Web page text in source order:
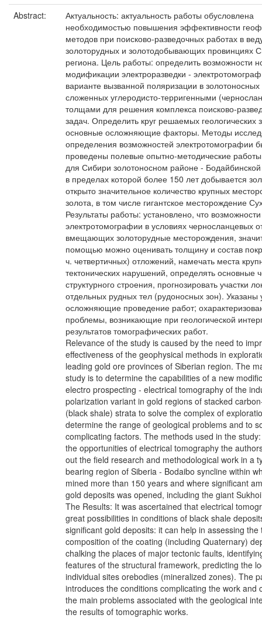
Abstract:
Актуальность: актуальность работы обусловлена
необходимостью повышения эффективности
методов при поисково-разведочных работах в
золоторудных и золотодобывающих провинциях
региона. Цель работы: определить возможности
модификации электроразведки -
варианте вызванной поляризации в золотоносных
сложенных углеродисто-терригенными
толщами для решения комплекса поисково-
задач. Определить круг решаемых геологических
основные осложняющие факторы. Методы
определения возможностей электротомографии
проведены полевые опытно-методические
для Сибири золотоносном районе -
в пределах которой более 150 лет добывается
открыто значительное количество крупных
золота, в том числе гигантское месторождение
Результаты работы: установлено, что возможности
электротомографии в условиях черносланцевых
вмещающих золоторудные месторождения,
помощью можно оценивать толщину и состав
ч. четвертичных) отложений, намечать места
тектонических нарушений, определять основные
структурного строения, прогнозировать участки
отдельных рудных тел (рудоносных зон). Указаны
осложняющие проведение работ;
проблемы, возникающие при геологической
результатов томографических работ.
Relevance of the study is caused by the need to
effectiveness of the geophysical methods in
leading gold ore provinces of Siberian region. The
study is to determine the capabilities of a new
electro prospecting - electrical tomography of the
polarization variant in gold regions of stacked
(black shale) strata to solve the complex of
determine the range of geological problems and to
complicating factors. The methods used in the
the opportunities of electrical tomography the
out the field research and methodological work in a
bearing region of Siberia - Bodaibo syncline within
mined more than 150 years and where significant
gold deposits was opened, including the giant
The Results: It was ascertained that electrical
great possibilities in conditions of black shale
significant gold deposits: it can help in assessing the
composition of the coating (including Quaternary)
chalking the places of major tectonic faults,
features of the structural framework, predicting the
individual sites orebodies (mineralized zones). The
introduces the conditions complicating the work and
the main problems associated with the geological
the results of tomographic works.